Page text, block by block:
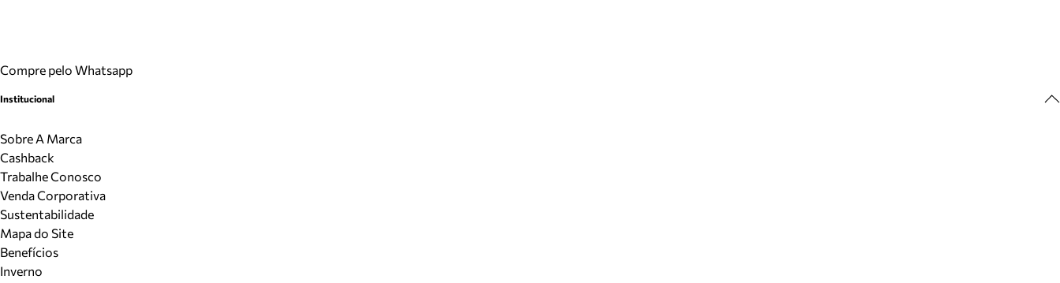
Compre pelo Whatsapp
Institucional
Sobre A Marca
Cashback
Trabalhe Conosco
Venda Corporativa
Sustentabilidade
Mapa do Site
Benefícios
Inverno